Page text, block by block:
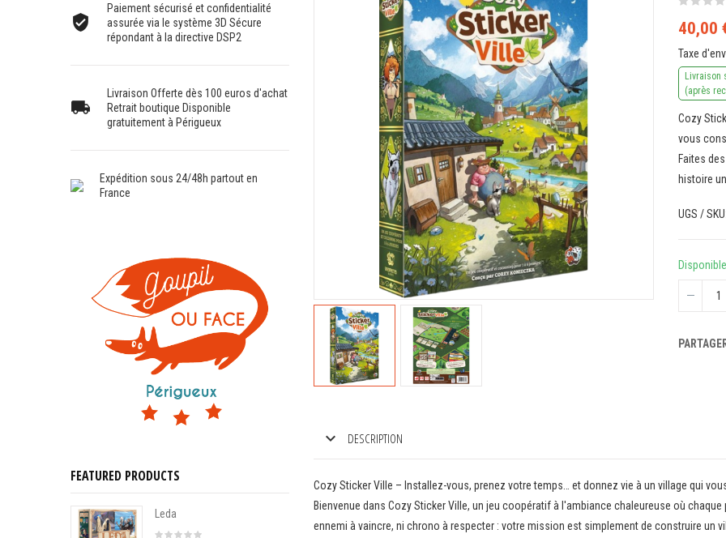
40,00
Taxe
Livraison
(après
Cozy
vous
Faites
histoire
UGS / SKU
Disponible
DESCRIPTION
Cozy Sticker Ville – Installez-vous, prenez votre temps… et donnez vie à un village qui
Bienvenue dans Cozy Sticker Ville, un jeu coopératif à l'ambiance chaleureuse où
ennemi à vaincre, ni chrono à respecter : votre mission est simplement de construire un
Paiement sécurisé et confidentialité
assurée via le système 3D Sécure
répondant à la directive DSP2
Livraison Offerte dès 100 euros d'achat
Retrait boutique Disponible
gratuitement à Périgueux
Expédition sous 24/48h partout en
France
FEATURED PRODUCTS
Leda